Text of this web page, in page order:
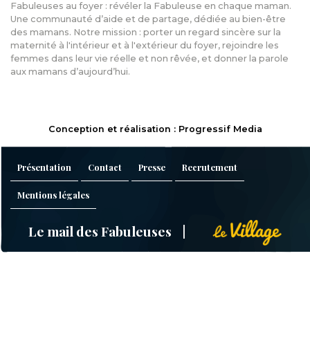
Fabuleuses au foyer : révéler la Fabuleuse en chaque maman.
Une communauté d’aide et de partage, dédiée au bien-être
des mamans. Notre mission : porter un regard sincère sur la
maternité à l'intérieur et à l'extérieur du foyer, rejoindre les
femmes dans leur vie réelle et non rêvée, et donner la parole
aux mamans d’aujourd’hui.
Conception et réalisation : Progressif Media
Présentation Contact Presse Recrutement
Mentions légales
Le mail des Fabuleuses